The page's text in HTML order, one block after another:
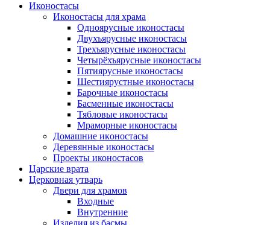
Иконостасы
Иконостасы для храма
Одноярусные иконостасы
Двухъярусные иконостасы
Трехъярусные иконостасы
Четырёхъярусные иконостасы
Пятиярусные иконостасы
Шестиярустные иконостасы
Барочные иконостасы
Басменные иконостасы
Тябловые иконостасы
Мраморные иконостасы
Дoмaшниe икoнoстaсы
Деревянные иконостасы
Проекты иконостасов
Царские врата
Церковная утварь
Двери для храмов
Входные
Внутренние
Изделия из басмы